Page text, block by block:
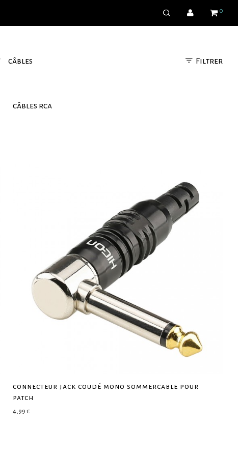
0
Filtrer
câbles
câbles rca
connecteur jack coudé mono sommercable pour
patch
4,99 €